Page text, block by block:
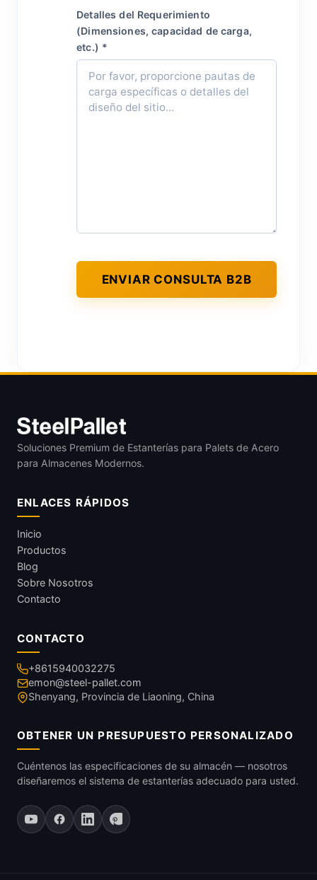
Detalles del Requerimiento
(Dimensiones, capacidad de carga,
etc.) *
Soluciones Premium de Estanterías para Palets de Acero
para Almacenes Modernos.
ENLACES RÁPIDOS
Inicio
Productos
Blog
Sobre Nosotros
Contacto
CONTACTO
+8615940032275
emon@steel-pallet.com
Shenyang, Provincia de Liaoning, China
OBTENER UN PRESUPUESTO PERSONALIZADO
Cuéntenos las especificaciones de su almacén — nosotros
diseñaremos el sistema de estanterías adecuado para usted.